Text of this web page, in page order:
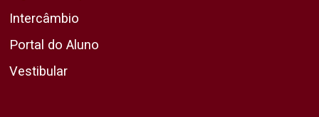
Intercâmbio
Portal do Aluno
Vestibular